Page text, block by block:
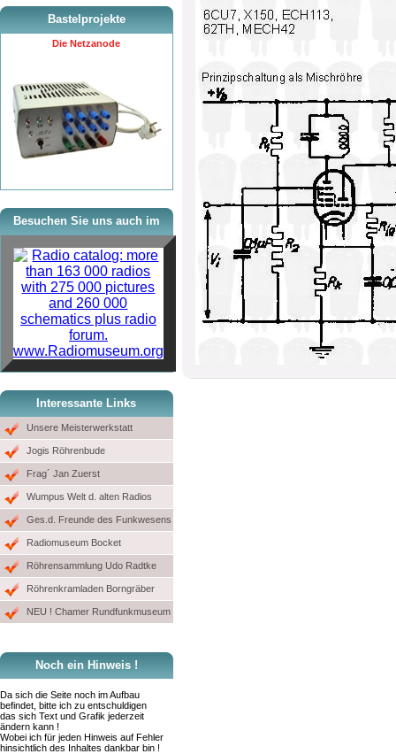
Bastelprojekte
Die Netzanode
Besuchen Sie uns auch im
www.Radiomuseum.org
Interessante Links
Unsere Meisterwerkstatt
Jogis Röhrenbude
Frag´ Jan Zuerst
Wumpus Welt d. alten Radios
Ges.d. Freunde des Funkwesens
Radiomuseum Bocket
Röhrensammlung Udo Radtke
Röhrenkramladen Borngräber
NEU ! Chamer Rundfunkmuseum
Noch ein Hinweis !
Da sich die Seite noch im Aufbau
befindet, bitte ich zu entschuldigen
das sich Text und Grafik jederzeit
ändern kann !
Wobei ich für jeden Hinweis auf Fehler
hinsichtlich des Inhaltes dankbar bin !